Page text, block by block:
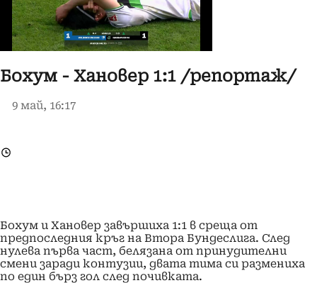
Бохум - Хановер 1:1 /репортаж/
9 май, 16:17
Бохум и Хановер завършиха 1:1 в среща от
предпоследния кръг на Втора Бундеслига. След
нулева първа част, белязана от принудителни
смени заради контузии, двата тима си размениха
по един бърз гол след почивката.